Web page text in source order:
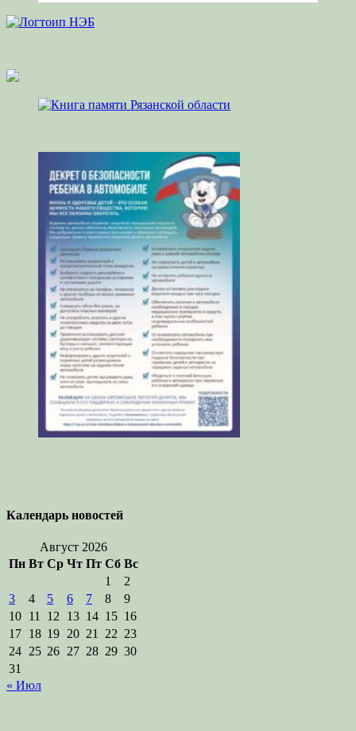
Календарь новостей
Август 2026
Пн Вт Ср Чт Пт Сб Вс
1
2
3
4 5 6 7 8
9
10 11 12 13 14 15 16
17 18 19 20 21 22 23
24 25 26 27 28 29 30
31
« Июл